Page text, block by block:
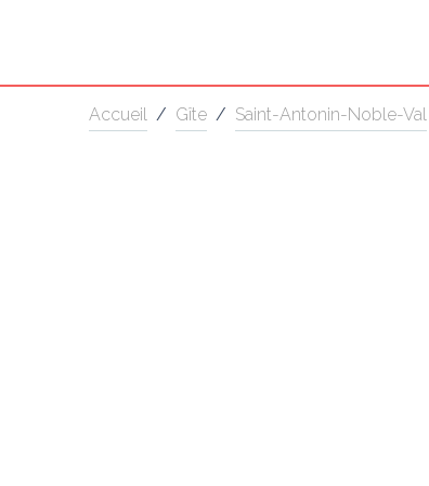
Accueil / Gîte / Saint-Antonin-Noble-Val